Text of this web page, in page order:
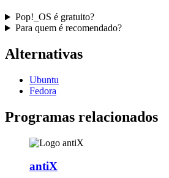
Pop!_OS é gratuito?
Para quem é recomendado?
Alternativas
Ubuntu
Fedora
Programas relacionados
antiX